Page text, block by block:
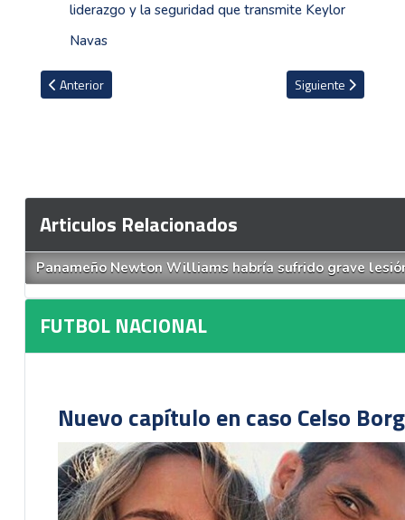
liderazgo y la seguridad que transmite Keylor
Navas
Artículo anterior: Lista la programación de la fecha 2 del Apertura
Anterior Artículo siguiente:
Siguiente
Articulos Relacionados
Panameño Newton Williams habría sufrido grave
FUTBOL NACIONAL
Nuevo capítulo en caso Celso